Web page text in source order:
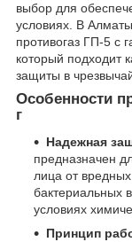
выбор для
условиях. В
противогаз ГП-5 с
который подходит
защиты в
Особенности
г
Надежная
предназначен
лица от
бактериальных
условиях
Принцип